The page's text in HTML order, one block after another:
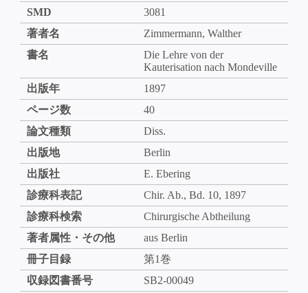
SMD
3081
著者名
Zimmermann, Walther
書名
Die Lehre von der
Kauterisation nach Mondeville
出版年
1897
ページ数
40
論文種類
Diss.
出版地
Berlin
出版社
E. Ebering
診療科表記
Chir. Ab., Bd. 10, 1897
診療科検索
Chirurgische Abtheilung
著者属性・その他
aus Berlin
冊子目録
第1巻
収録図書番号
SB2-00049